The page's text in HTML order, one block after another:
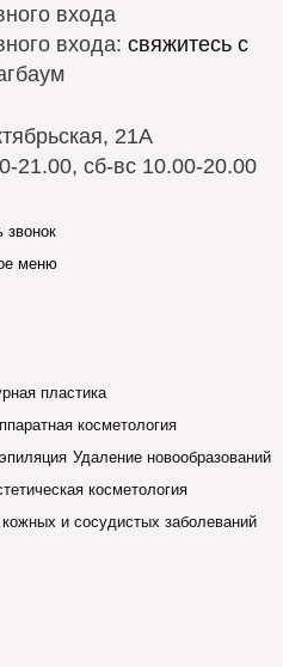
входа
входа: свяжитесь с
21А
21.00, сб-вс 10.00-20.00
звонок
меню
пластика
косметология
Удаление новообразований
косметология
и сосудистых заболеваний